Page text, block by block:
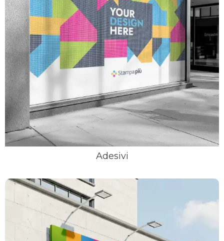
Adesivi